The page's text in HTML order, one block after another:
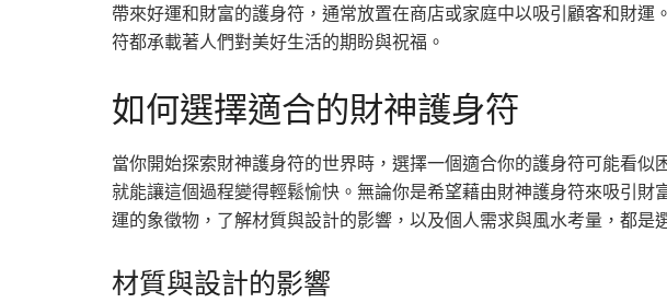
帶來好運和財富的護身符，通常放置在商店或家庭中以吸引顧客和財運
符都承載著人們對美好生活的期盼與祝福。
如何選擇適合的財神護身符
當你開始探索財神護身符的世界時，選擇一個適合你的護身符可能看似
就能讓這個過程變得輕鬆愉快。無論你是希望藉由財神護身符來吸引財
運的象徵物，了解材質與設計的影響，以及個人需求與風水考量，都是
材質與設計的影響